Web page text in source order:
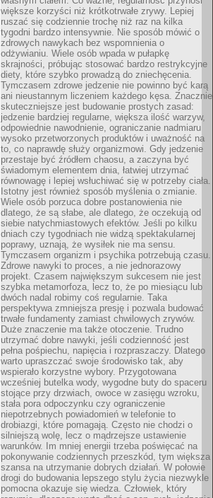
większe korzyści niż krótkotrwałe zrywy. Lepiej
ruszać się codziennie trochę niż raz na kilka
tygodni bardzo intensywnie. Nie sposób mówić o
zdrowych nawykach bez wspomnienia o
odżywianiu. Wiele osób wpada w pułapkę
skrajności, próbując stosować bardzo restrykcyjne
diety, które szybko prowadzą do zniechęcenia.
Tymczasem zdrowe jedzenie nie powinno być karą
ani nieustannym liczeniem każdego kęsa. Znacznie
skuteczniejsze jest budowanie prostych zasad:
jedzenie bardziej regularne, większa ilość warzyw,
odpowiednie nawodnienie, ograniczanie nadmiaru
wysoko przetworzonych produktów i uważność na
to, co naprawdę służy organizmowi. Gdy jedzenie
przestaje być źródłem chaosu, a zaczyna być
świadomym elementem dnia, łatwiej utrzymać
równowagę i lepiej wsłuchiwać się w potrzeby ciała.
Istotny jest również sposób myślenia o zmianie.
Wiele osób porzuca dobre postanowienia nie
dlatego, że są słabe, ale dlatego, że oczekują od
siebie natychmiastowych efektów. Jeśli po kilku
dniach czy tygodniach nie widzą spektakularnej
poprawy, uznają, że wysiłek nie ma sensu.
Tymczasem organizm i psychika potrzebują czasu.
Zdrowe nawyki to proces, a nie jednorazowy
projekt. Czasem największym sukcesem nie jest
szybka metamorfoza, lecz to, że po miesiącu lub
dwóch nadal robimy coś regularnie. Taka
perspektywa zmniejsza presję i pozwala budować
trwałe fundamenty zamiast chwilowych zrywów.
Duże znaczenie ma także otoczenie. Trudno
utrzymać dobre nawyki, jeśli codzienność jest
pełna pośpiechu, napięcia i rozpraszaczy. Dlatego
warto upraszczać swoje środowisko tak, aby
wspierało korzystne wybory. Przygotowana
wcześniej butelka wody, wygodne buty do spaceru
stojące przy drzwiach, owoce w zasięgu wzroku,
stała pora odpoczynku czy ograniczenie
niepotrzebnych powiadomień w telefonie to
drobiazgi, które pomagają. Często nie chodzi o
silniejszą wolę, lecz o mądrzejsze ustawienie
warunków. Im mniej energii trzeba poświęcać na
pokonywanie codziennych przeszkód, tym większa
szansa na utrzymanie dobrych działań. W połowie
drogi do budowania lepszego stylu życia niezwykle
pomocna okazuje się wiedza. Człowiek, który